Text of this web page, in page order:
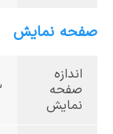
صفحه نمایش
اندازه
صفحه
نمایش